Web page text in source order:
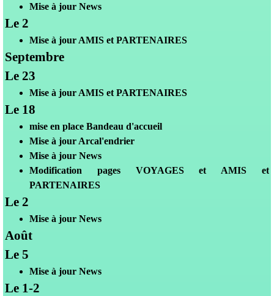
Mise à jour News
Le 2
Mise à jour AMIS et PARTENAIRES
Septembre
Le 23
Mise à jour AMIS et PARTENAIRES
Le 18
mise en place Bandeau d'accueil
Mise à jour Arcal'endrier
Mise à jour News
Modification pages VOYAGES et AMIS et
PARTENAIRES
Le 2
Mise à jour News
Août
Le 5
Mise à jour News
Le 1-2